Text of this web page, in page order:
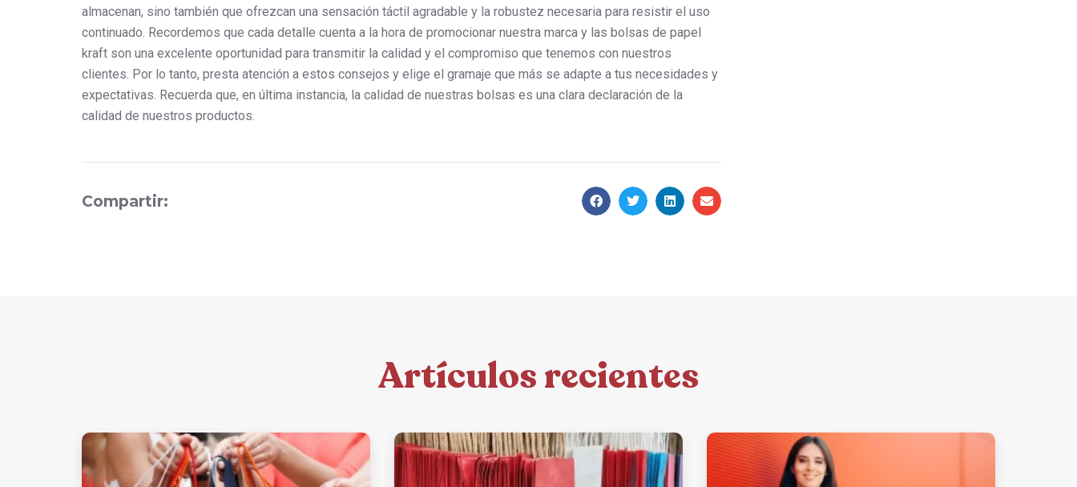
almacenan, sino también que ofrezcan una sensación táctil agradable y la robustez necesaria para resistir el uso
continuado. Recordemos que cada detalle cuenta a la hora de promocionar nuestra marca y las bolsas de papel
kraft son una excelente oportunidad para transmitir la calidad y el compromiso que tenemos con nuestros
clientes. Por lo tanto, presta atención a estos consejos y elige el gramaje que más se adapte a tus necesidades y
expectativas. Recuerda que, en última instancia, la calidad de nuestras bolsas es una clara declaración de la
calidad de nuestros productos.
Compartir:
Artículos recientes